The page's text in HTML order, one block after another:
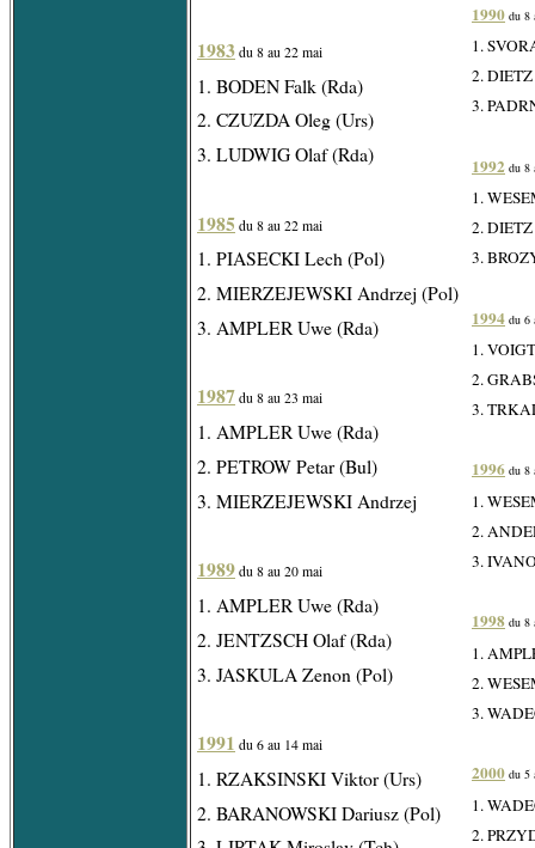
1983 du 8 au 22 mai
1. BODEN Falk (Rda)
2. CZUZDA Oleg (Urs)
3. LUDWIG Olaf (Rda)
1985 du 8 au 22 mai
1. PIASECKI Lech (Pol)
2. MIERZEJEWSKI Andrzej (Pol)
3. AMPLER Uwe (Rda)
1987 du 8 au 23 mai
1. AMPLER Uwe (Rda)
2. PETROW Petar (Bul)
3. MIERZEJEWSKI Andrzej
1989 du 8 au 20 mai
1. AMPLER Uwe (Rda)
2. JENTZSCH Olaf (Rda)
3. JASKULA Zenon (Pol)
1991 du 6 au 14 mai
1. RZAKSINSKI Viktor (Urs)
2. BARANOWSKI Dariusz (Pol)
1990 du 8
1.
2.
3.
1992 du 8
1.
2.
3.
1994 du 6
1.
2.
3.
1996 du 8
1.
2.
3.
1998 du 8
1.
2.
3.
2000 du 5
1.
2.